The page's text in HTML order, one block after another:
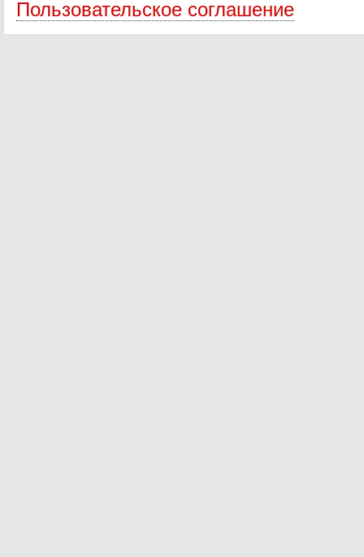
Пользовательское соглашение